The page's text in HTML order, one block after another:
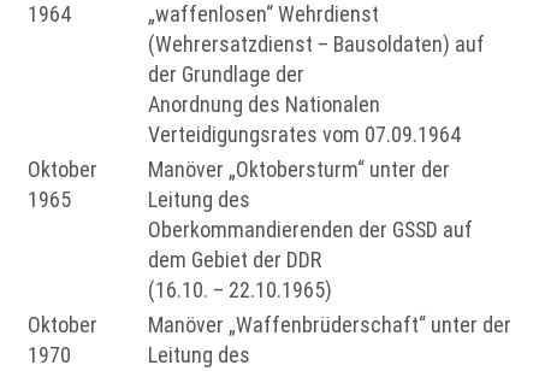
1964
„waffenlosen“ Wehrdienst
(Wehrersatzdienst – Bausoldaten) auf
der Grundlage der
Anordnung des Nationalen
Verteidigungsrates vom 07.09.1964
Oktober
1965
Manöver „Oktobersturm“ unter der
Leitung des
Oberkommandierenden der GSSD auf
dem Gebiet der DDR
(16.10. – 22.10.1965)
Oktober
1970
Manöver „Waffenbrüderschaft“ unter der
Leitung des